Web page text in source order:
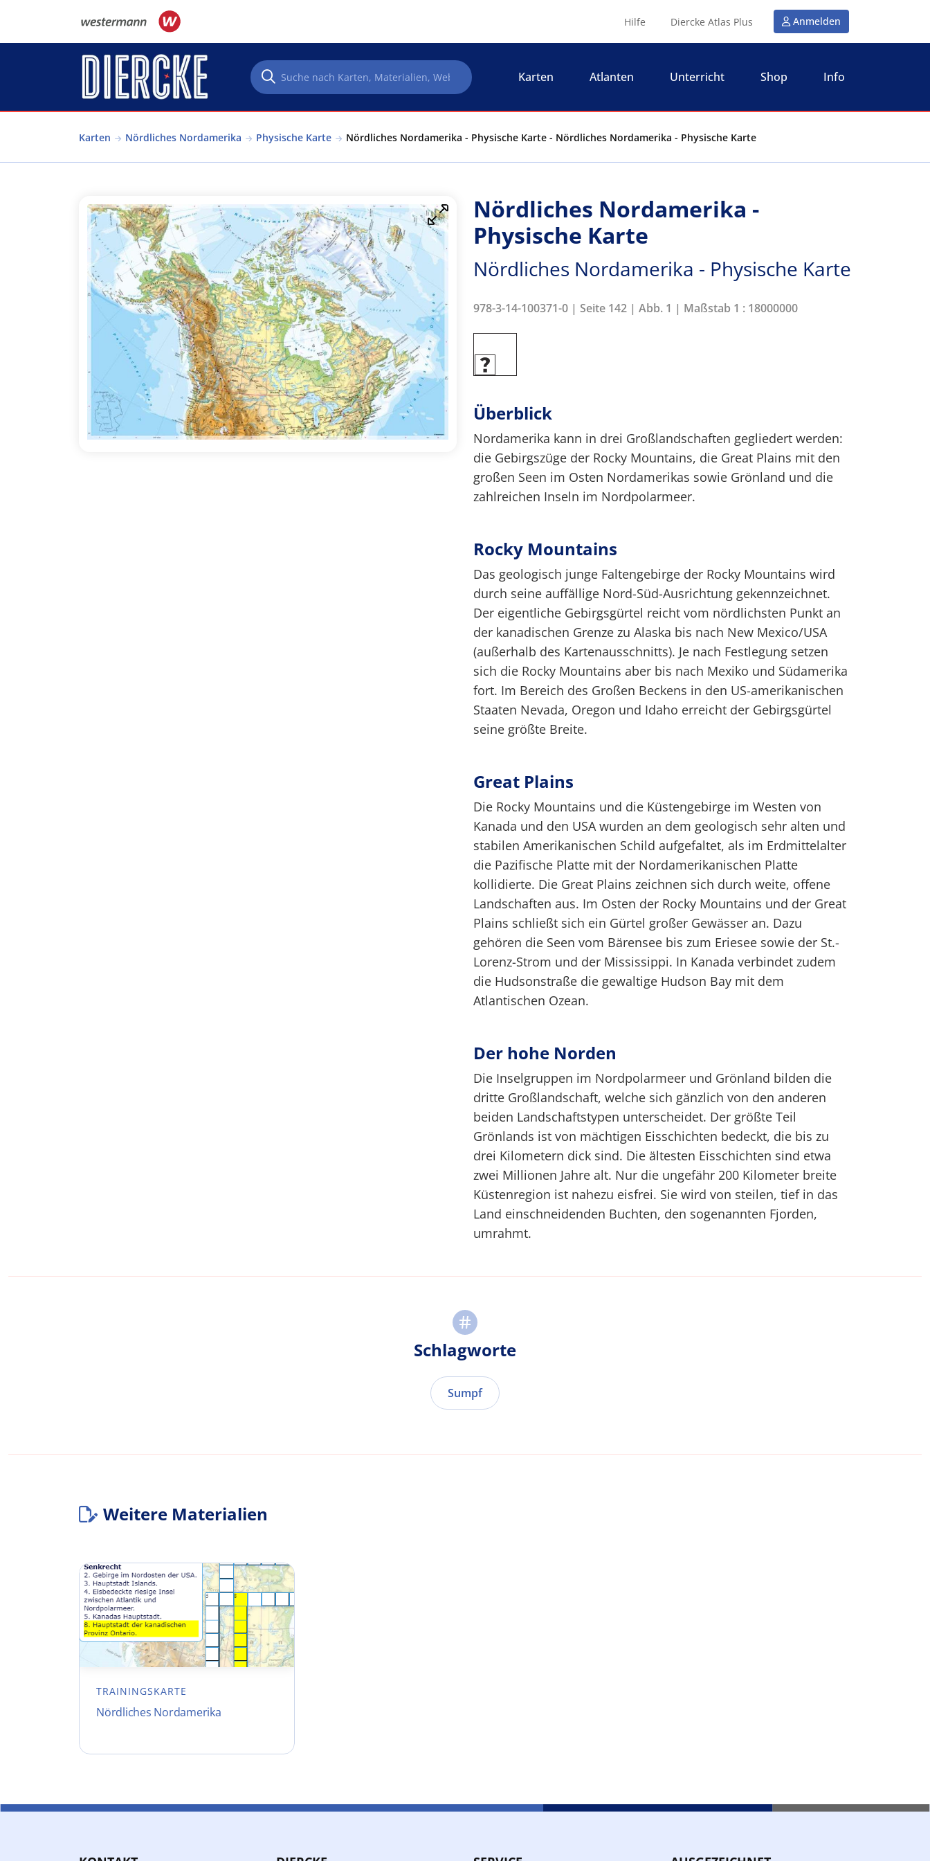
Hilfe Diercke Atlas Plus Anmelden
Karten Atlanten Unterricht Shop Info
Karten Nördliches Nordamerika Physische Karte Nördliches Nordamerika - Physische Karte - Nördliches Nordamerika - Physische Karte
Nördliches Nordamerika -
Physische Karte
Nördliches Nordamerika - Physische Karte
978-3-14-100371-0 | Seite 142 | Abb. 1 | Maßstab 1 : 18000000
Überblick
Nordamerika kann in drei Großlandschaften gegliedert werden:
die Gebirgszüge der Rocky Mountains, die Great Plains mit den
großen Seen im Osten Nordamerikas sowie Grönland und die
zahlreichen Inseln im Nordpolarmeer.
Rocky Mountains
Das geologisch junge Faltengebirge der Rocky Mountains wird
durch seine auffällige Nord-Süd-Ausrichtung gekennzeichnet.
Der eigentliche Gebirgsgürtel reicht vom nördlichsten Punkt an
der kanadischen Grenze zu Alaska bis nach New Mexico/USA
(außerhalb des Kartenausschnitts). Je nach Festlegung setzen
sich die Rocky Mountains aber bis nach Mexiko und Südamerika
fort. Im Bereich des Großen Beckens in den US-amerikanischen
Staaten Nevada, Oregon und Idaho erreicht der Gebirgsgürtel
seine größte Breite.
Great Plains
Die Rocky Mountains und die Küstengebirge im Westen von
Kanada und den USA wurden an dem geologisch sehr alten und
stabilen Amerikanischen Schild aufgefaltet, als im Erdmittelalter
die Pazifische Platte mit der Nordamerikanischen Platte
kollidierte. Die Great Plains zeichnen sich durch weite, offene
Landschaften aus. Im Osten der Rocky Mountains und der Great
Plains schließt sich ein Gürtel großer Gewässer an. Dazu
gehören die Seen vom Bärensee bis zum Eriesee sowie der St.-
Lorenz-Strom und der Mississippi. In Kanada verbindet zudem
die Hudsonstraße die gewaltige Hudson Bay mit dem
Atlantischen Ozean.
Der hohe Norden
Die Inselgruppen im Nordpolarmeer und Grönland bilden die
dritte Großlandschaft, welche sich gänzlich von den anderen
beiden Landschaftstypen unterscheidet. Der größte Teil
Grönlands ist von mächtigen Eisschichten bedeckt, die bis zu
drei Kilometern dick sind. Die ältesten Eisschichten sind etwa
zwei Millionen Jahre alt. Nur die ungefähr 200 Kilometer breite
Küstenregion ist nahezu eisfrei. Sie wird von steilen, tief in das
Land einschneidenden Buchten, den sogenannten Fjorden,
umrahmt.
Schlagworte
Sumpf
Weitere Materialien
TRAININGSKARTE
Nördliches Nordamerika